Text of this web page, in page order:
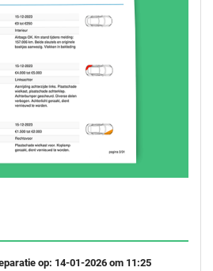
op: 14-01-2026 om 11:25